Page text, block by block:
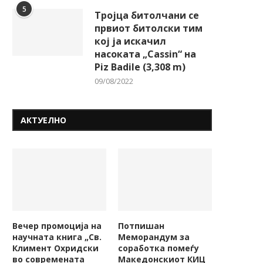
5
Тројца битолчани се
првиот битолски тим
кој ја искачил
насоката „Cassin“ на
Piz Badile (3,308 m)
09/08/2022
АКТУЕЛНО
Вечер промоција на
научната книга „Св.
Климент Охридски
во современата
Потпишан
Меморандум за
соработка помеѓу
Македонскиот КИЦ